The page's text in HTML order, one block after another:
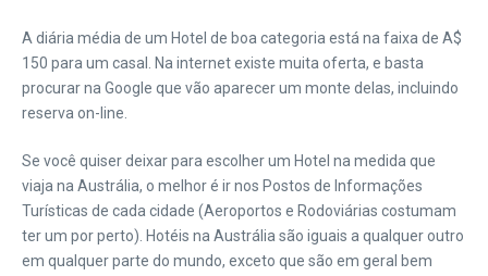
A diária média de um Hotel de boa categoria está na faixa de A$
150 para um casal. Na internet existe muita oferta, e basta
procurar na Google que vão aparecer um monte delas, incluindo
reserva on-line.
Se você quiser deixar para escolher um Hotel na medida que
viaja na Austrália, o melhor é ir nos Postos de Informações
Turísticas de cada cidade (Aeroportos e Rodoviárias costumam
ter um por perto). Hotéis na Austrália são iguais a qualquer outro
em qualquer parte do mundo, exceto que são em geral bem